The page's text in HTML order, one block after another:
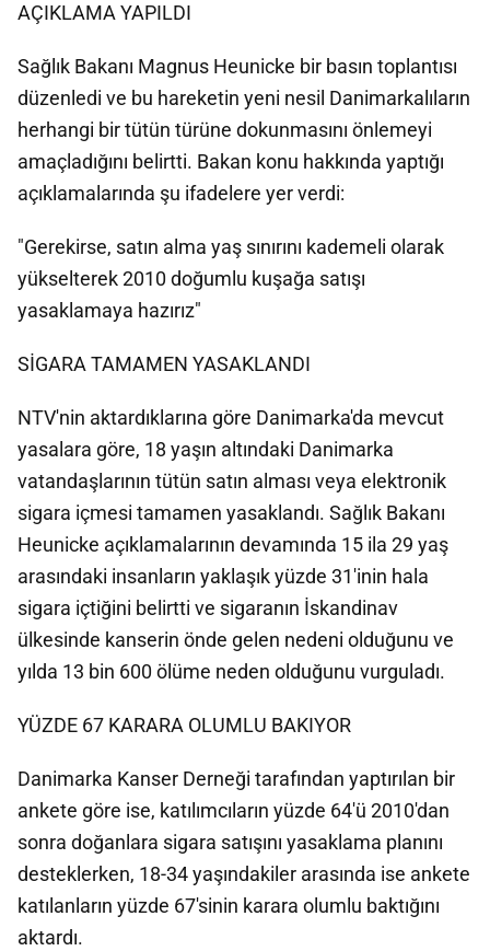
AÇIKLAMA YAPILDI
Sağlık Bakanı Magnus Heunicke bir basın toplantısı
düzenledi ve bu hareketin yeni nesil Danimarkalıların
herhangi bir tütün türüne dokunmasını önlemeyi
amaçladığını belirtti. Bakan konu hakkında yaptığı
açıklamalarında şu ifadelere yer verdi:
"Gerekirse, satın alma yaş sınırını kademeli olarak
yükselterek 2010 doğumlu kuşağa satışı
yasaklamaya hazırız"
SİGARA TAMAMEN YASAKLANDI
NTV'nin aktardıklarına göre Danimarka'da mevcut
yasalara göre, 18 yaşın altındaki Danimarka
vatandaşlarının tütün satın alması veya elektronik
sigara içmesi tamamen yasaklandı. Sağlık Bakanı
Heunicke açıklamalarının devamında 15 ila 29 yaş
arasındaki insanların yaklaşık yüzde 31'inin hala
sigara içtiğini belirtti ve sigaranın İskandinav
ülkesinde kanserin önde gelen nedeni olduğunu ve
yılda 13 bin 600 ölüme neden olduğunu vurguladı.
YÜZDE 67 KARARA OLUMLU BAKIYOR
Danimarka Kanser Derneği tarafından yaptırılan bir
ankete göre ise, katılımcıların yüzde 64'ü 2010'dan
sonra doğanlara sigara satışını yasaklama planını
desteklerken, 18-34 yaşındakiler arasında ise ankete
katılanların yüzde 67'sinin karara olumlu baktığını
aktardı.